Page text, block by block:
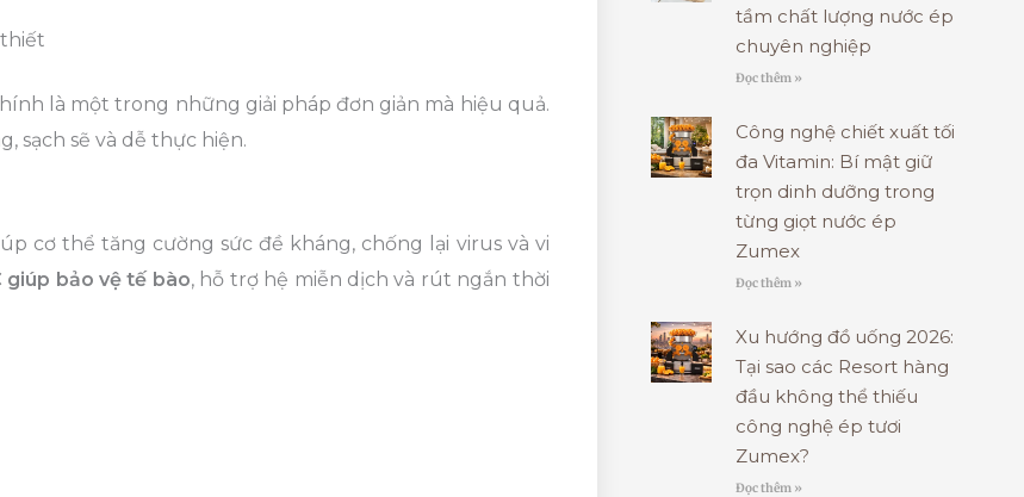
là một trong những giải pháp đơn giản mà hiệu quả.
sạch sẽ và dễ thực hiện.
cơ thể tăng cường sức đề kháng, chống lại virus và vi
giúp bảo vệ tế bào, hỗ trợ hệ miễn dịch và rút ngắn thời
tầm chất lượng nước ép
chuyên nghiệp
Đọc thêm »
Công nghệ chiết xuất tối
đa Vitamin: Bí mật giữ
trọn dinh dưỡng trong
từng giọt nước ép
Zumex
Đọc thêm »
Xu hướng đồ uống 2026:
Tại sao các Resort hàng
đầu không thể thiếu
công nghệ ép tươi
Zumex?
Đọc thêm »